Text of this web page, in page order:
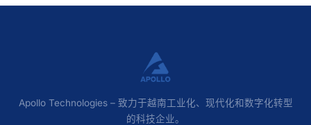
Apollo Technologies – 致力于越南工业化、现代化和数字化转型
的科技企业。